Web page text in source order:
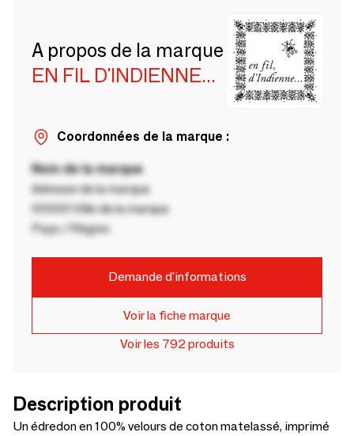
A propos de la marque
EN FIL D'INDIENNE...
Coordonnées de la marque :
Nom de la marque
Adresse de la marque
00000 Ville de la marque
Pays / Région
Demande d'informations
Voir la fiche marque
Voir les 792 produits
Description produit
Un édredon en 100% velours de coton matelassé, imprimé